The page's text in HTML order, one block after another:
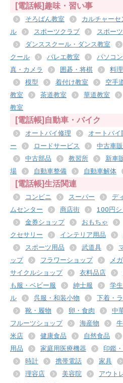
[電話帳]趣味・習い事
そろばん教室 カルチャーセ
ル
スポーツクラブ スポー
ダンススクール・ダンス教室
クール
バレエ教室 パソコ
真・カメラ
囲碁・将棋 料
模型
着付け教室 空手
教室
茶道教室 華道教室
教室
[電話帳]自動車・バイク
オートバイ修理 オートバイ
ー
ロードサービス 中古車
中古部品
教習所 新車
場
自動車整備 自動車解体
[電話帳]生活関連
コンビニ スーパー デ
ムセンター
商店街 100円
金券ショップ
おもちゃ
クセサリー
インテリア用品
スポーツ用品
武道具
ップ
フラワーショップ メ
サイクルショップ
衣料品店
も服・ベビー服
紳士服 学
ル
呉服・和装小物 下着・
靴・履物
卵・食肉 中
フルーツショップ
海産物
米店
健康食品 自然食品
用品
家庭用医療機器 印鑑
時計
携帯電話 家具
理容店
美容院 アウト